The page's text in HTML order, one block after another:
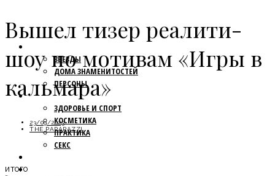
ЗВЕЗДЫ
ДОМА ЗНАМЕНИТОСТЕЙ
ПЕРСОНЫ
КРАСОТА
ЗДОРОВЬЕ И СПОРТ
КОСМЕТИКА
ПРАКТИКА
СЕКС
Вышел тизер реалити-
шоу по мотивам «Игры в
кальмара»
23/09/2023
THE PAPARAZZI
ИТОГО